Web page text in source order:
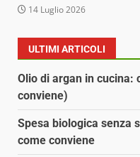
14 Luglio 2026
ULTIMI ARTICOLI
Olio di argan in cucina:
conviene)
Spesa biologica senza
come conviene